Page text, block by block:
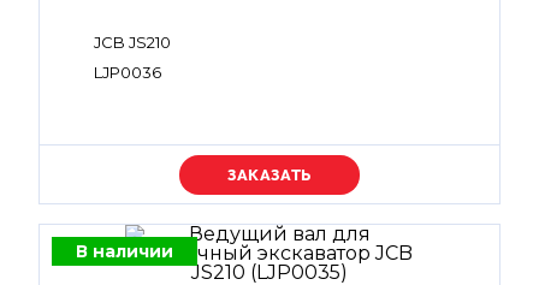
JCB JS210
LJP0036
Уточняйте цену
В наличии